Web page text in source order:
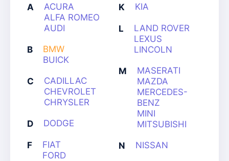
A
ACURA
ALFA ROMEO
AUDI
B
BMW
BUICK
C
CADILLAC
CHEVROLET
CHRYSLER
D DODGE
F
FIAT
FORD
K KIA
L
LAND ROVER
LEXUS
LINCOLN
M
MASERATI
MAZDA
MERCEDES-
BENZ
MINI
MITSUBISHI
N NISSAN